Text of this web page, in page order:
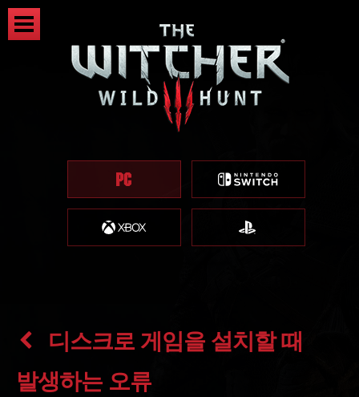
디스크로 게임을 설치할 때
발생하는 오류